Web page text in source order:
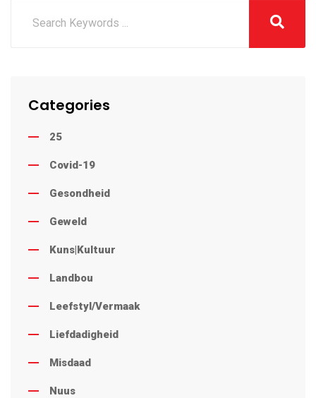
Categories
25
Covid-19
Gesondheid
Geweld
Kuns|Kultuur
Landbou
Leefstyl/Vermaak
Liefdadigheid
Misdaad
Nuus